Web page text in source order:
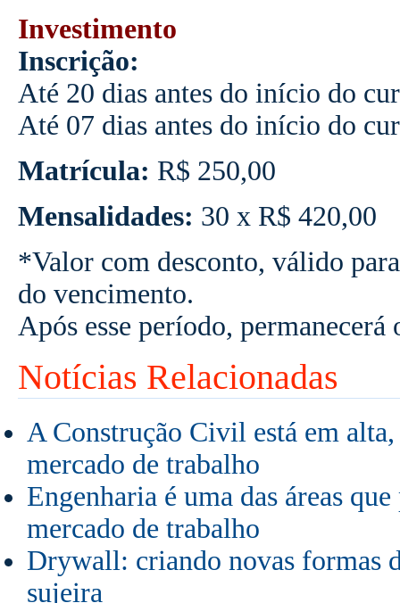
Investimento
Inscrição:
Até 20 dias antes do início do
Até 07 dias antes do início do
Matrícula: R$ 250,00
Mensalidades: 30 x R$ 420,00
*Valor com desconto, válido
do vencimento.
Após esse período,
Notícias Relacionadas
A Construção Civil está em
mercado de trabalho
Engenharia é uma das áreas
mercado de trabalho
Drywall: criando novas formas
sujeira